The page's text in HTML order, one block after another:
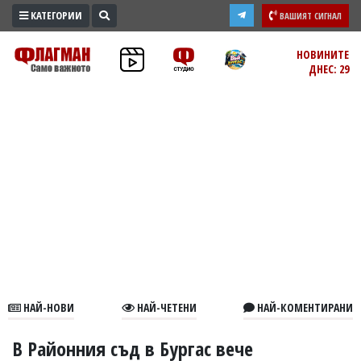
ПРОМО
ЗОНА
В
КАТЕГОРИИ ВАШИЯТ СИГНАЛ
НОВИНИТЕ
ДНЕС: 29
НАЙ-НОВИ НАЙ-ЧЕТЕНИ НАЙ-КОМЕНТИРАНИ
В Районния съд в Бургас вече